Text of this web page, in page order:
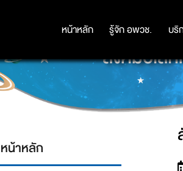
หน้าหลัก รู้จัก อพวช. บริ
หน้าหลัก รู้จัก อพวช. บริ
สังคมอิเล็
หน้าหลัก